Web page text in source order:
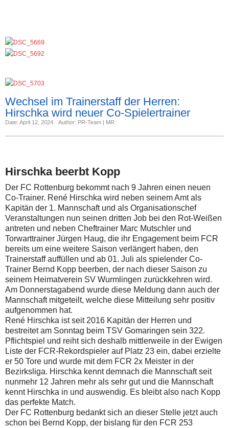
Wechsel im Trainerstaff der Herren:
Hirschka wird neuer Co-Spielertrainer
Date: April 12, 2024 Author: PR-Team | MR
Hirschka beerbt Kopp
Der FC Rottenburg bekommt nach 9 Jahren einen neuen
Co-Trainer. René Hirschka wird neben seinem Amt als
Kapitän der 1. Mannschaft und als Organisationschef
Veranstaltungen nun seinen dritten Job bei den Rot-Weißen
antreten und neben Cheftrainer Marc Mutschler und
Torwarttrainer Jürgen Haug, die ihr Engagement beim FCR
bereits um eine weitere Saison verlängert haben, den
Trainerstaff auffüllen und ab 01. Juli als spielender Co-
Trainer Bernd Kopp beerben, der nach dieser Saison zu
seinem Heimatverein SV Wurmlingen zurückkehren wird.
Am Donnerstagabend wurde diese Meldung dann auch der
Mannschaft mitgeteilt, welche diese Mitteilung sehr positiv
aufgenommen hat.
René Hirschka ist seit 2016 Kapitän der Herren und
bestreitet am Sonntag beim TSV Gomaringen sein 322.
Pflichtspiel und reiht sich deshalb mittlerweile in der Ewigen
Liste der FCR-Rekordspieler auf Platz 23 ein, dabei erzielte
er 50 Tore und wurde mit dem FCR 2x Meister in der
Bezirksliga. Hirschka kennt demnach die Mannschaft seit
nunmehr 12 Jahren mehr als sehr gut und die Mannschaft
kennt Hirschka in und auswendig. Es bleibt also nach Kopp
das perfekte Match.
Der FC Rottenburg bedankt sich an dieser Stelle jetzt auch
schon bei Bernd Kopp, der bislang für den FCR 253